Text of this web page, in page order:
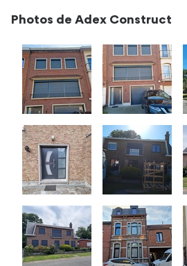
Photos de Adex Construct